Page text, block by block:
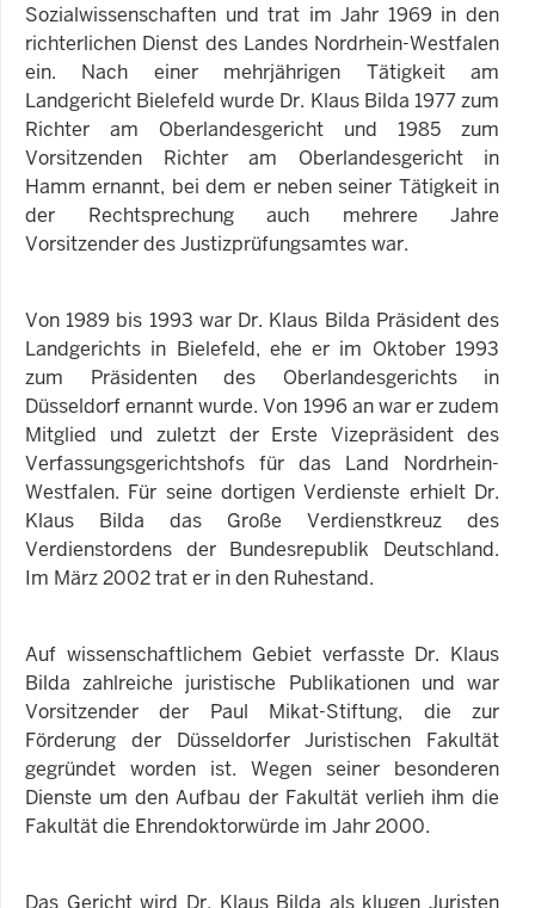
Sozialwissenschaften und trat im Jahr 1969 in den
richterlichen Dienst des Landes Nordrhein-Westfalen
ein. Nach einer mehrjährigen Tätigkeit am
Landgericht Bielefeld wurde Dr. Klaus Bilda 1977 zum
Richter am Oberlandesgericht und 1985 zum
Vorsitzenden Richter am Oberlandesgericht in
Hamm ernannt, bei dem er neben seiner Tätigkeit in
der Rechtsprechung auch mehrere Jahre
Vorsitzender des Justizprüfungsamtes war.
Von 1989 bis 1993 war Dr. Klaus Bilda Präsident des
Landgerichts in Bielefeld, ehe er im Oktober 1993
zum Präsidenten des Oberlandesgerichts in
Düsseldorf ernannt wurde. Von 1996 an war er zudem
Mitglied und zuletzt der Erste Vizepräsident des
Verfassungsgerichtshofs für das Land Nordrhein-
Westfalen. Für seine dortigen Verdienste erhielt Dr.
Klaus Bilda das Große Verdienstkreuz des
Verdienstordens der Bundesrepublik Deutschland.
Im März 2002 trat er in den Ruhestand.
Auf wissenschaftlichem Gebiet verfasste Dr. Klaus
Bilda zahlreiche juristische Publikationen und war
Vorsitzender der Paul Mikat-Stiftung, die zur
Förderung der Düsseldorfer Juristischen Fakultät
gegründet worden ist. Wegen seiner besonderen
Dienste um den Aufbau der Fakultät verlieh ihm die
Fakultät die Ehrendoktorwürde im Jahr 2000.
Das Gericht wird Dr. Klaus Bilda als klugen Juristen